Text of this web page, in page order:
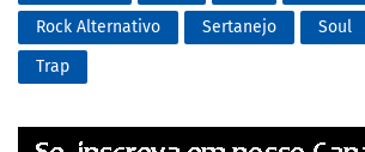
Rock Alternativo
Sertanejo Soul
Trap